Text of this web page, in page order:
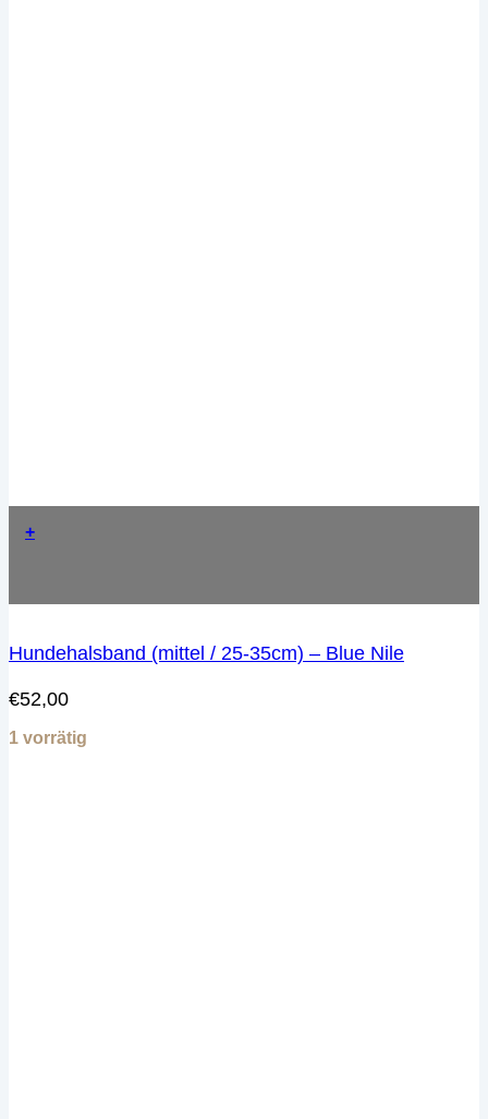
+
Hundehalsband (mittel / 25-35cm) – Blue Nile
€52,00
1 vorrätig